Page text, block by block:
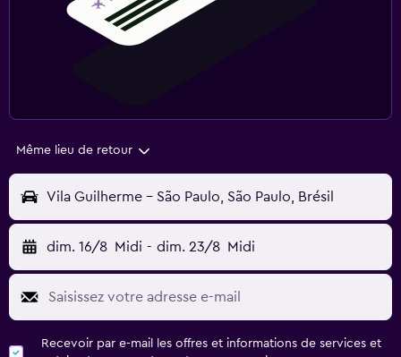
Même lieu de retour
Vila Guilherme - São Paulo, São Paulo, Brésil
dim. 16/8 Midi - dim. 23/8 Midi
Recevoir par e-mail les offres et informations de services et